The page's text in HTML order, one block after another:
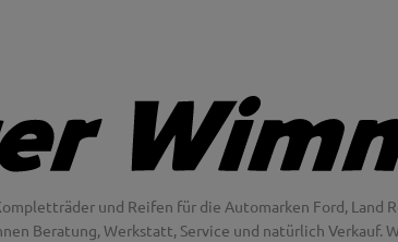
und Reifen für die Automarken Ford, Land
Beratung, Werkstatt, Service und natürlich Verkauf.